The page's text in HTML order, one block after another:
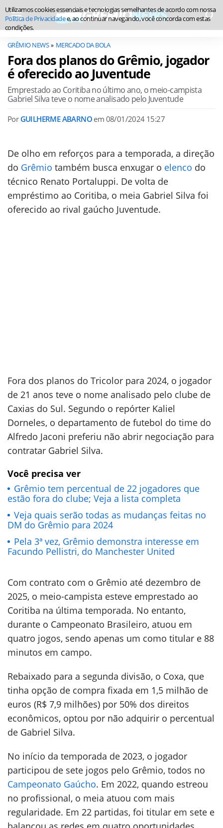
GRÊMIO NEWS MERCADO DA BOLA
Fora dos planos do Grêmio, jogador
é oferecido ao Juventude
Emprestado ao Coritiba no último ano, o meio-campista
Gabriel Silva teve o nome analisado pelo Juventude
Por GUILHERME ABARNO em 08/01/2024 15:27
De olho em reforços para a temporada, a direção
do Grêmio também busca enxugar o elenco do
técnico Renato Portaluppi. De volta de
empréstimo ao Coritiba, o meia Gabriel Silva foi
oferecido ao rival gaúcho Juventude.
Fora dos planos do Tricolor para 2024, o jogador
de 21 anos teve o nome analisado pelo clube de
Caxias do Sul. Segundo o repórter Kaliel
Dorneles, o departamento de futebol do time do
Alfredo Jaconi preferiu não abrir negociação para
contratar Gabriel Silva.
Você precisa ver
Grêmio tem percentual de 22 jogadores que
estão fora do clube; Veja a lista completa
Veja quais serão todas as mudanças feitas no
DM do Grêmio para 2024
Pela 3ª vez, Grêmio demonstra interesse em
Facundo Pellistri, do Manchester United
Com contrato com o Grêmio até dezembro de
2025, o meio-campista esteve emprestado ao
Coritiba na última temporada. No entanto,
durante o Campeonato Brasileiro, atuou em
quatro jogos, sendo apenas um como titular e 88
minutos em campo.
Rebaixado para a segunda divisão, o Coxa, que
tinha opção de compra fixada em 1,5 milhão de
euros (R$ 7,9 milhões) por 50% dos direitos
econômicos, optou por não adquirir o percentual
de Gabriel Silva.
No início da temporada de 2023, o jogador
participou de sete jogos pelo Grêmio, todos no
Campeonato Gaúcho. Em 2022, quando estreou
no profissional, o meia atuou com mais
regularidade. Em 22 partidas, foi titular em sete e
Utilizamos cookies essenciais e tecnologias semelhantes de acordo com nossa
Política de Privacidadee, ao continuar navegando, você concorda com estas
condições.